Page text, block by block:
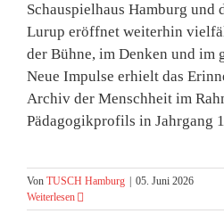
Schauspielhaus Hamburg und
Lurup eröffnet weiterhin
der Bühne, im Denken und im
Neue Impulse erhielt das
Archiv der Menschheit im
Pädagogikprofils in Jahrgang
Von TUSCH Hamburg
05. Juni 2026
Weiterlesen